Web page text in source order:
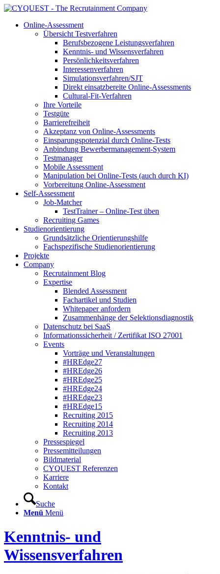
Online-Assessment
Übersicht Testverfahren
Berufsbezogene Leistungsverfahren
Kenntnis- und Wissensverfahren
Persönlichkeitsverfahren
Interessenverfahren
Simulationsverfahren/SJT
Direkt einsatzbereite Online-Assessments
Cultural-Fit-Verfahren
Ihre Vorteile
Testgüte
Barrierefreiheit
Akzeptanz von Online-Assessments
Einsparungspotenzial durch Online-Tests
Anbindung Bewerbermanagement-System
Testmanager
Mobile Assessment
Manipulation bei Online-Tests (auch durch KI)
Vorbereitung Online-Assessment
Self-Assessment
Job-Matcher
TestTrainer – Online-Test üben
Recruiting Games
Studienorientierung
Grundsätzliche Orientierungshilfe
Fachspezifische Studienorientierung
Projekte
Company
Recrutainment Blog
Expertise
Blended Assessment
Fachartikel und Studien
Whitepaper anfordern
Zusammenhänge der Selektionsdiagnostik
Datenschutz bei SaaS
Informationssicherheit / Zertifikat ISO 27001
Events
Vorträge und Veranstaltungen
#HREdge27
#HREdge26
#HREdge25
#HREdge24
#HREdge23
#HREdge15
Recruiting 2015
Recruiting 2014
Recruiting 2013
Pressespiegel
Pressemitteilungen
Bildmaterial
CYQUEST Referenzen
Karriere
Kontakt
Suche
Menü Menü
Kenntnis- und
Wissensverfahren